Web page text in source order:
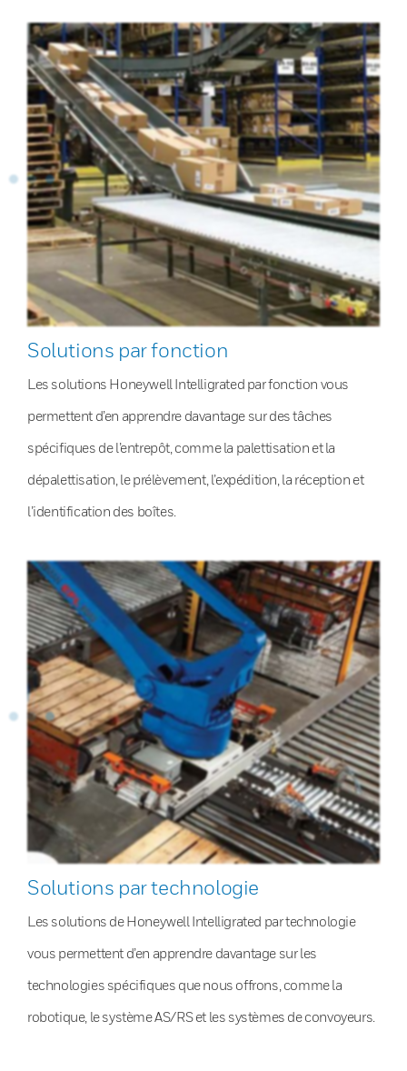
Solutions par fonction
Les solutions Honeywell Intelligrated par fonction vous
permettent d’en apprendre davantage sur des tâches
spécifiques de l’entrepôt, comme la palettisation et la
dépalettisation, le prélèvement, l’expédition, la réception et
l’identification des boîtes.
Solutions par technologie
Les solutions de Honeywell Intelligrated par technologie
vous permettent d’en apprendre davantage sur les
technologies spécifiques que nous offrons, comme la
robotique, le système AS/RS et les systèmes de convoyeurs.